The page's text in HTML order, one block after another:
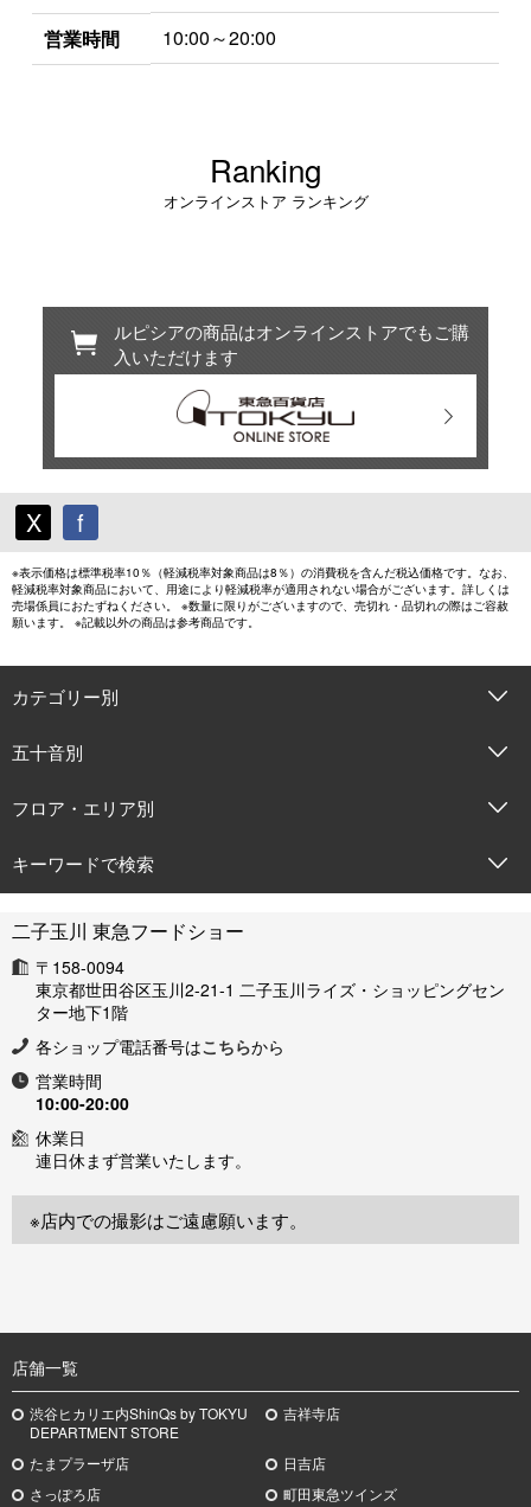
営業時間
10:00～20:00
Ranking
オンラインストア ランキング
ルピシアの商品はオンラインストアでもご購
入いただけます
X f
※表示価格は標準税率10％（軽減税率対象商品は8％）の消費税を含んだ税込価格です。なお、
軽減税率対象商品において、用途により軽減税率が適用されない場合がございます。詳しくは
売場係員におたずねください。 ※数量に限りがございますので、売切れ・品切れの際はご容赦
願います。 ※記載以外の商品は参考商品です。
カテゴリー別
五十音別
フロア・エリア別
キーワードで検索
二子玉川 東急フードショー
〒158-0094
東京都世田谷区玉川2-21-1 二子玉川ライズ・ショッピングセン
ター地下1階
各ショップ電話番号はこちらから
営業時間
10:00-20:00
休業日
連日休まず営業いたします。
※店内での撮影はご遠慮願います。
店舗一覧
渋谷ヒカリエ内ShinQs by TOKYU
DEPARTMENT STORE
吉祥寺店
たまプラーザ店
日吉店
さっぽろ店
町田東急ツインズ